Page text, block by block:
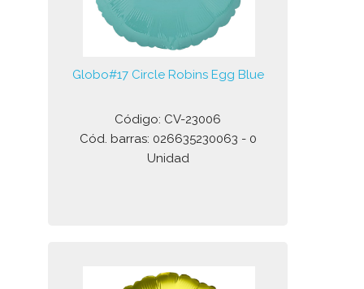
Globo#17 Circle Robins Egg Blue
Código: CV-23006
Cód. barras: 026635230063 - 0
Unidad